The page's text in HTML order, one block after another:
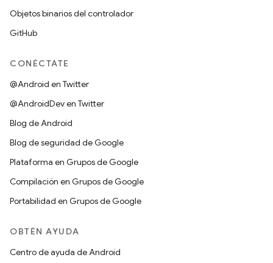
Objetos binarios del controlador
GitHub
CONÉCTATE
@Android en Twitter
@AndroidDev en Twitter
Blog de Android
Blog de seguridad de Google
Plataforma en Grupos de Google
Compilación en Grupos de Google
Portabilidad en Grupos de Google
OBTÉN AYUDA
Centro de ayuda de Android